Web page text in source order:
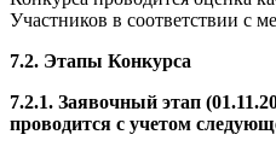
Участников в соответствии с
7.2. Этапы Конкурса
7.2.1. Заявочный этап
проводится с учетом